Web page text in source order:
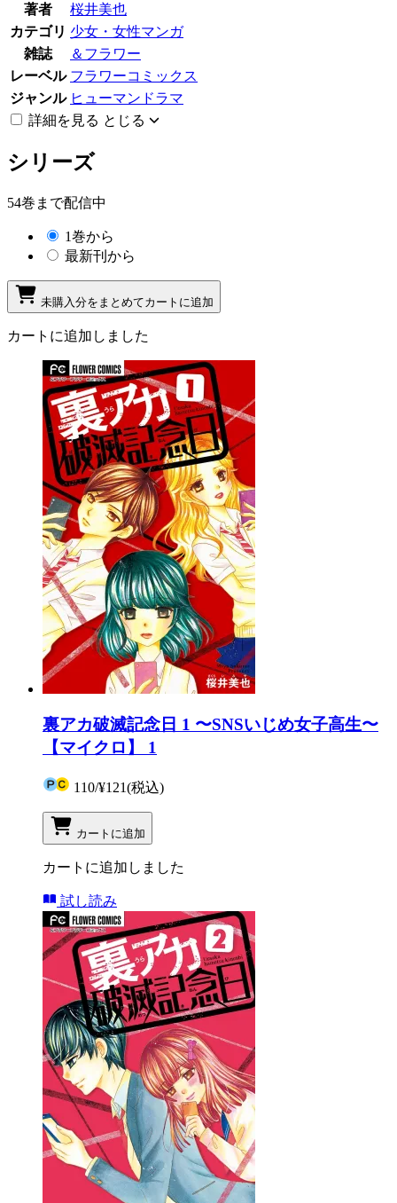
著者
桜井美也
カテゴリ 少女・女性マンガ
雑誌
＆フラワー
レーベル フラワーコミックス
ジャンル ヒューマンドラマ
詳細を見る とじる
シリーズ
54巻まで配信中
1巻から
最新刊から
未購入分をまとめてカートに追加
カートに追加しました
裏アカ破滅記念日 1 〜SNSいじめ女子高生〜
【マイクロ】 1
110/¥121(税込)
カートに追加
カートに追加しました
試し読み